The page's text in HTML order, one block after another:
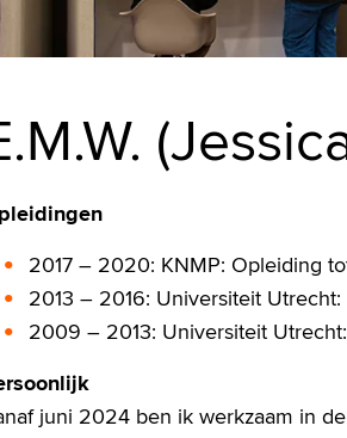
2017 – 2020: KNMP: Opleiding
2013 – 2016: Universiteit
2009 – 2013: Universiteit
juni 2024 ben ik werkzaam in